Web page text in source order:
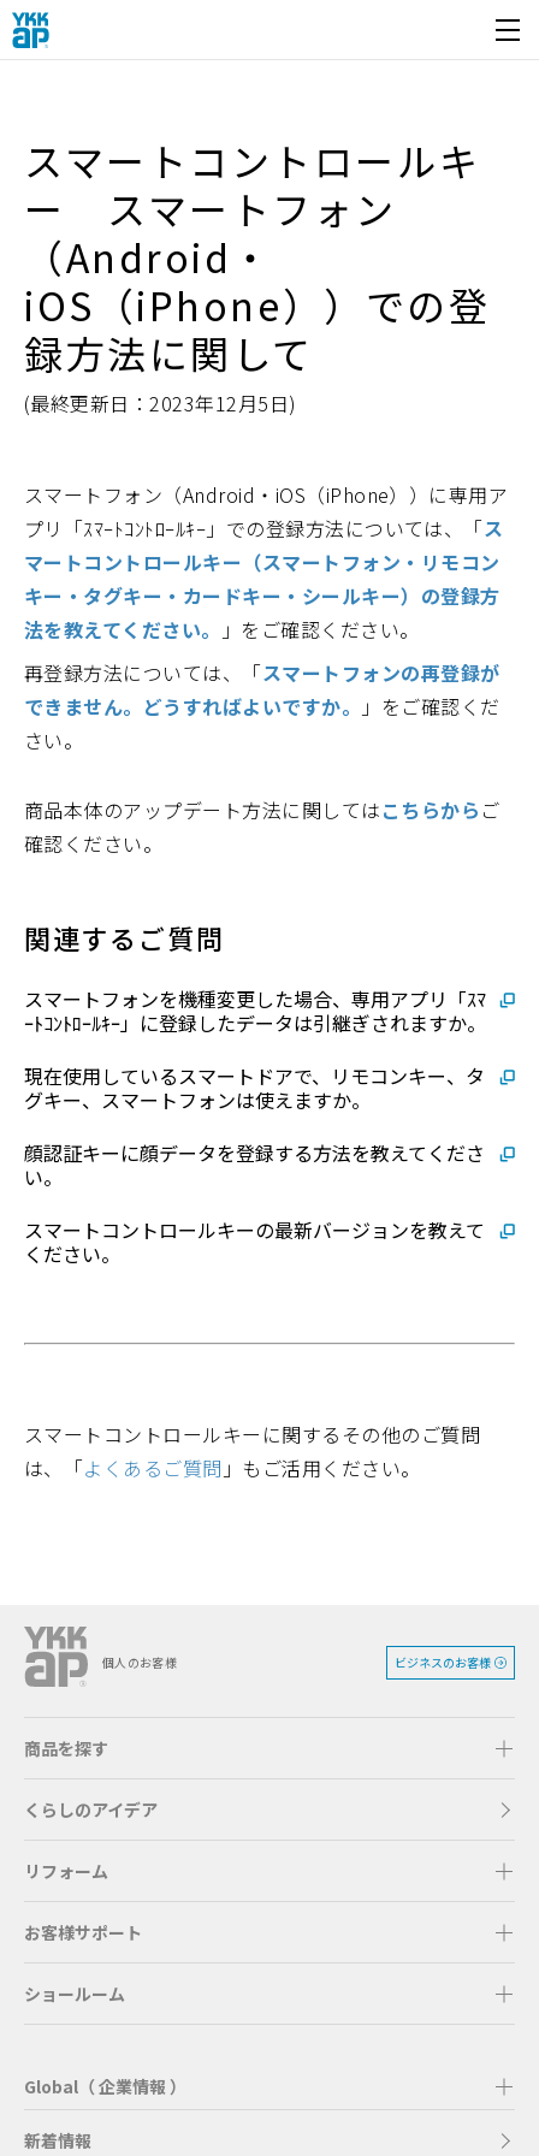
開く
スマートコントロールキ
ー スマートフォン
（Android・
iOS（iPhone））での登
録方法に関して
(最終更新日：2023年12月5日)
スマートフォン（Android・iOS（iPhone））に専用ア
プリ「ｽﾏｰﾄｺﾝﾄﾛｰﾙｷｰ」での登録方法については、「ス
マートコントロールキー（スマートフォン・リモコン
キー・タグキー・カードキー・シールキー）の登録方
法を教えてください。
」をご確認ください。
再登録方法については、「スマートフォンの再登録が
できません。どうすればよいですか。
」をご確認くだ
さい。
商品本体のアップデート方法に関してはこちらから ご
確認ください。
関連するご質問
スマートフォンを機種変更した場合、専用アプリ「ｽﾏ
ｰﾄｺﾝﾄﾛｰﾙｷｰ」に登録したデータは引継ぎされますか。
現在使用しているスマートドアで、リモコンキー、タ
グキー、スマートフォンは使えますか。
顔認証キーに顔データを登録する方法を教えてくださ
い。
スマートコントロールキーの最新バージョンを教えて
ください。
スマートコントロールキーに関するその他のご質問
は、「よくあるご質問 」もご活用ください。
個人のお客様 ビジネスのお客様
商品を探す
くらしのアイデア
リフォーム
お客様サポート
ショールーム
Global（ 企業情報 ）
新着情報